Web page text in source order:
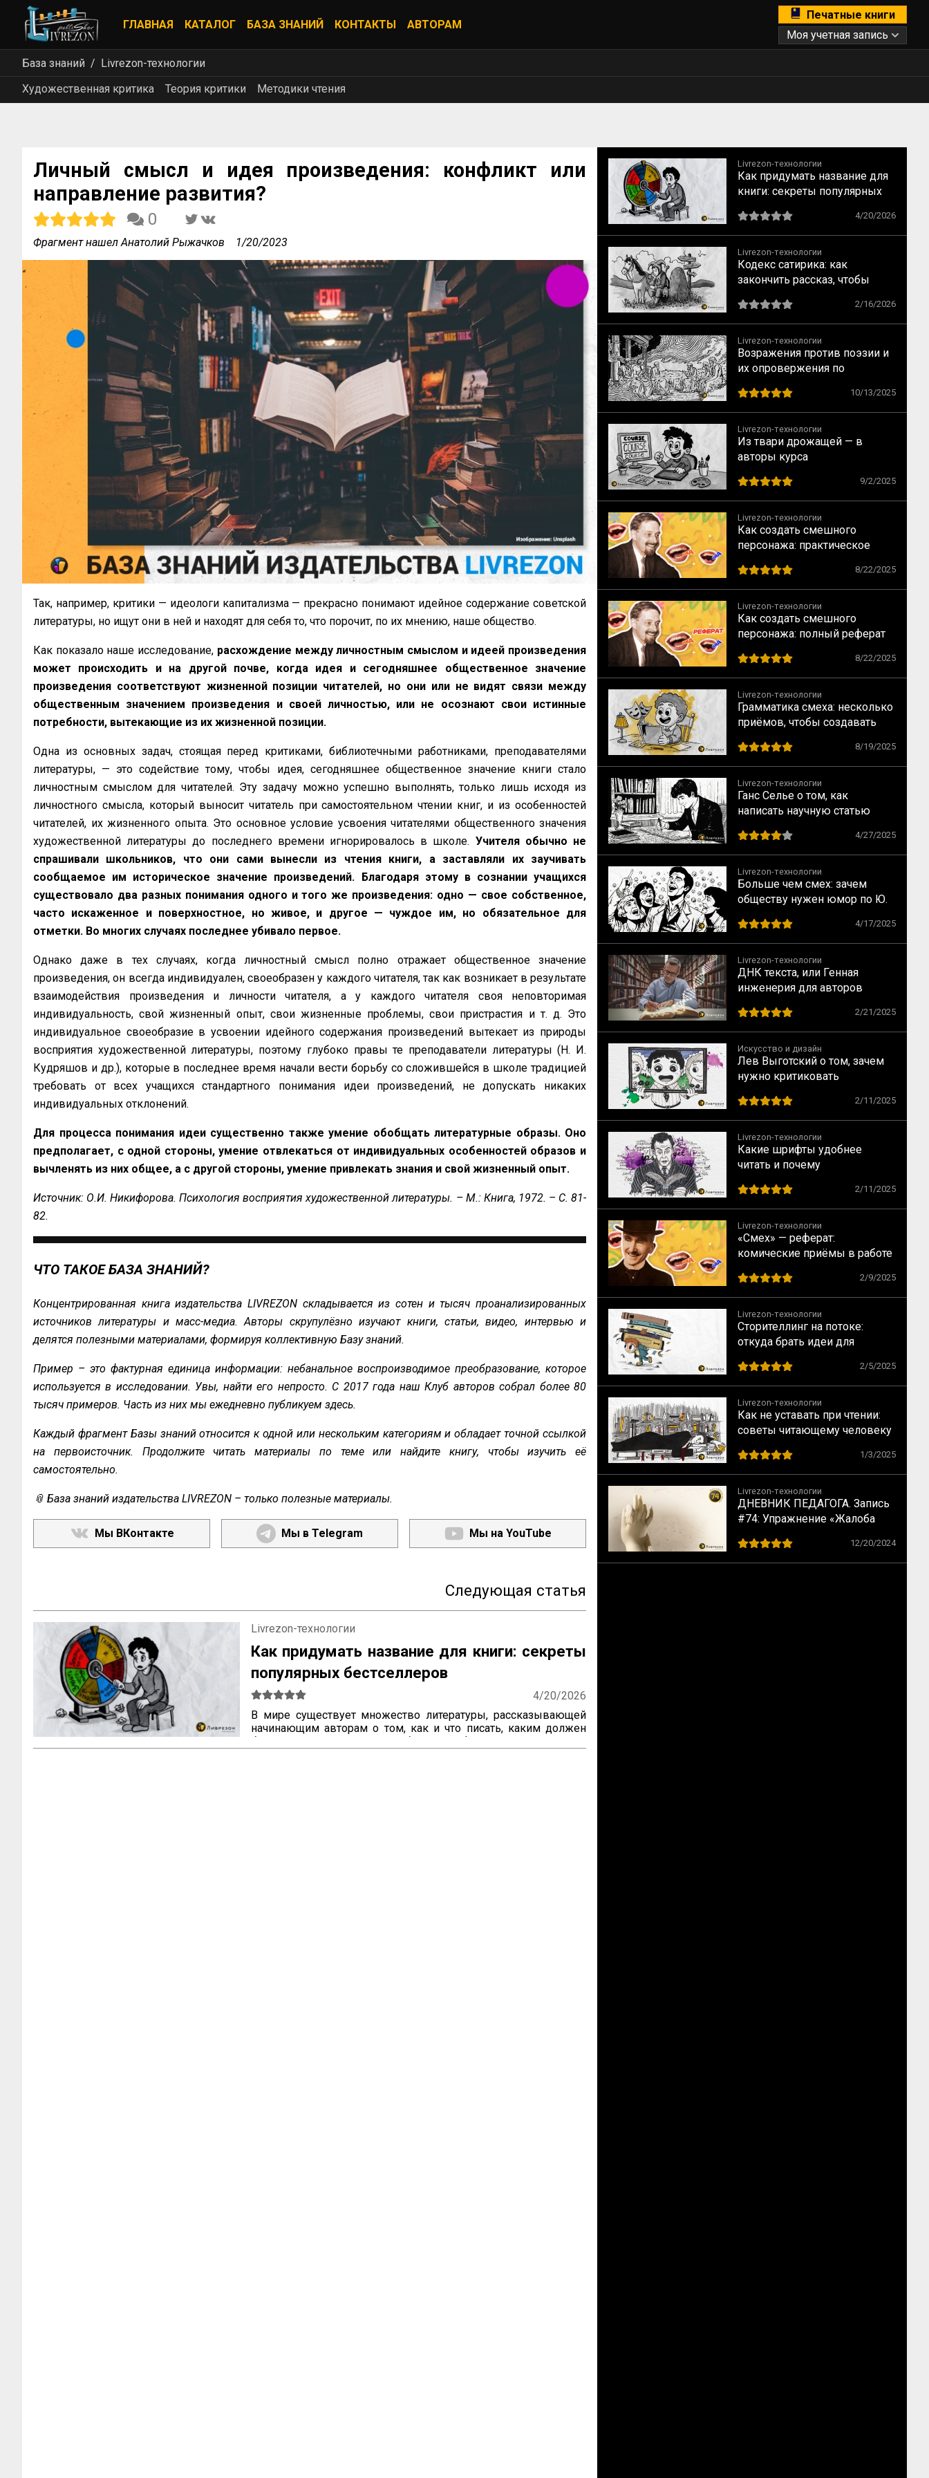
ГЛАВНАЯ КАТАЛОГ БАЗА ЗНАНИЙ КОНТАКТЫ АВТОРАМ
Печатные книги
Моя учетная запись
База знаний
Livrezon-технологии
Художественная критика
Теория критики Методики чтения
Личный смысл и идея произведения: конфликт или
направление развития?
0
Фрагмент нашел Анатолий Рыжачков 1/20/2023
Так, например, критики — идеологи капитализма — прекрасно понимают идейное содержание советской
литературы, но ищут они в ней и находят для себя то, что порочит, по их мнению, наше общество.
Как показало наше исследование, расхождение между личностным смыслом и идеей произведения
может происходить и на другой почве, когда идея и сегодняшнее общественное значение
произведения соответствуют жизненной позиции читателей, но они или не видят связи между
общественным значением произведения и своей личностью, или не осознают свои истинные
потребности, вытекающие из их жизненной позиции.
Одна из основных задач, стоящая перед критиками, библиотечными работниками, преподавателями
литературы, — это содействие тому, чтобы идея, сегодняшнее общественное значение книги стало
личностным смыслом для читателей. Эту задачу можно успешно выполнять, только лишь исходя из
личностного смысла, который выносит читатель при самостоятельном чтении книг, и из особенностей
читателей, их жизненного опыта. Это основное условие усвоения читателями общественного значения
художественной литературы до последнего времени игнорировалось в школе. Учителя обычно не
спрашивали школьников, что они сами вынесли из чтения книги, а заставляли их заучивать
сообщаемое им историческое значение произведений. Благодаря этому в сознании учащихся
существовало два разных понимания одного и того же произведения: одно — свое собственное,
часто искаженное и поверхностное, но живое, и другое — чуждое им, но обязательное для
отметки. Во многих случаях последнее убивало первое.
Однако даже в тех случаях, когда личностный смысл полно отражает общественное значение
произведения, он всегда индивидуален, своеобразен у каждого читателя, так как возникает в результате
взаимодействия произведения и личности читателя, а у каждого читателя своя неповторимая
индивидуальность, свой жизненный опыт, свои жизненные проблемы, свои пристрастия и т. д. Это
индивидуальное своеобразие в усвоении идейного содержания произведений вытекает из природы
восприятия художественной литературы, поэтому глубоко правы те преподаватели литературы (Н. И.
Кудряшов и др.), которые в последнее время начали вести борьбу со сложившейся в школе традицией
требовать от всех учащихся стандартного понимания идеи произведений, не допускать никаких
индивидуальных отклонений.
Для процесса понимания идеи существенно также умение обобщать литературные образы. Оно
предполагает, с одной стороны, умение отвлекаться от индивидуальных особенностей образов и
вычленять из них общее, а с другой стороны, умение привлекать знания и свой жизненный опыт.
Источник: О.И. Никифорова. Психология восприятия художественной литературы. – М.: Книга, 1972. – С. 81-
82.
ЧТО ТАКОЕ БАЗА ЗНАНИЙ?
Концентрированная книга издательства LIVREZON складывается из сотен и тысяч проанализированных
источников литературы и масс-медиа. Авторы скрупулёзно изучают книги, статьи, видео, интервью и
делятся полезными материалами, формируя коллективную Базу знаний.
Пример – это фактурная единица информации: небанальное воспроизводимое преобразование, которое
используется в исследовании. Увы, найти его непросто. С 2017 года наш Клуб авторов собрал более 80
тысяч примеров. Часть из них мы ежедневно публикуем здесь.
Каждый фрагмент Базы знаний относится к одной или нескольким категориям и обладает точной ссылкой
на первоисточник. Продолжите читать материалы по теме или найдите книгу, чтобы изучить её
самостоятельно.
📎 База знаний издательства LIVREZON – только полезные материалы.
Мы ВКонтакте Мы в Telegram Мы на YouTube
Следующая статья
Livrezon-технологии
Как придумать название для книги: секреты
популярных бестселлеров
4/20/2026
В мире существует множество литературы, рассказывающей
начинающим авторам о том, как и что писать, каким должен
быть сюжет, герои, язык, образы и оформление. Но нет ни
Livrezon-технологии
Как придумать название для
книги: секреты популярных
4/20/2026
Livrezon-технологии
Кодекс сатирика: как
закончить рассказ, чтобы
2/16/2026
Livrezon-технологии
Возражения против поэзии и
их опровержения по
10/13/2025
Livrezon-технологии
Из твари дрожащей — в
авторы курса
9/2/2025
Livrezon-технологии
Как создать смешного
персонажа: практическое
комического
8/22/2025
Livrezon-технологии
Как создать смешного
персонажа: полный реферат
«Проблемы комизма и
смеха»
8/22/2025
Livrezon-технологии
Грамматика смеха: несколько
приёмов, чтобы создавать
8/19/2025
Livrezon-технологии
Ганс Селье о том, как
написать научную статью
4/27/2025
Livrezon-технологии
Больше чем смех: зачем
обществу нужен юмор по Ю.
4/17/2025
Livrezon-технологии
ДНК текста, или Генная
инженерия для авторов
2/21/2025
Искусство и дизайн
Лев Выготский о том, зачем
нужно критиковать
2/11/2025
Livrezon-технологии
Какие шрифты удобнее
читать и почему
2/11/2025
Livrezon-технологии
«Смех» — реферат:
комические приёмы в работе
2/9/2025
Livrezon-технологии
Сторителлинг на потоке:
откуда брать идеи для
2/5/2025
Livrezon-технологии
Как не уставать при чтении:
советы читающему человеку
1/3/2025
Livrezon-технологии
ДНЕВНИК ПЕДАГОГА. Запись
#74: Упражнение «Жалоба
12/20/2024